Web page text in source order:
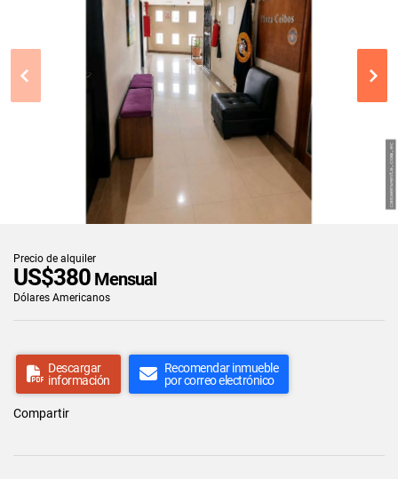
Precio de alquiler
US$380 Mensual
Dólares Americanos
Descargar
información
Recomendar inmueble
por correo electrónico
Compartir